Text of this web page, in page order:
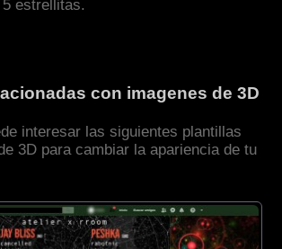
estrellitas.
con imagenes de 3D
interesar las siguientes plantillas
3D para cambiar la apariencia de tu